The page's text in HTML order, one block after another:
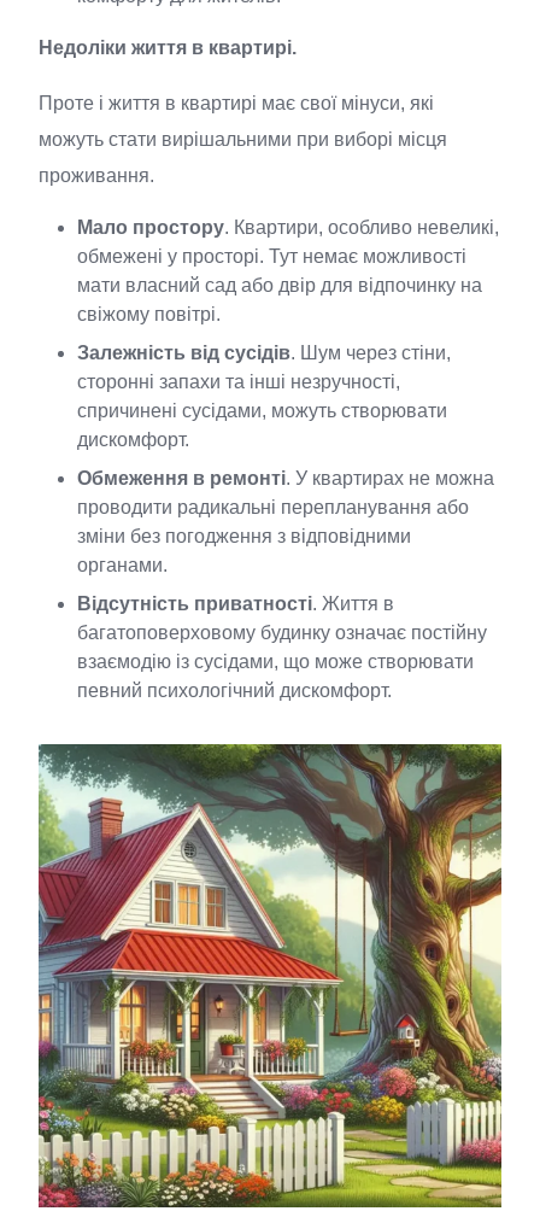
Недоліки життя в квартирі.
Проте і життя в квартирі має свої мінуси, які
можуть стати вирішальними при виборі місця
проживання.
Мало простору. Квартири, особливо невеликі,
обмежені у просторі. Тут немає можливості
мати власний сад або двір для відпочинку на
свіжому повітрі.
Залежність від сусідів. Шум через стіни,
сторонні запахи та інші незручності,
спричинені сусідами, можуть створювати
дискомфорт.
Обмеження в ремонті. У квартирах не можна
проводити радикальні перепланування або
зміни без погодження з відповідними
органами.
Відсутність приватності. Життя в
багатоповерховому будинку означає постійну
взаємодію із сусідами, що може створювати
певний психологічний дискомфорт.